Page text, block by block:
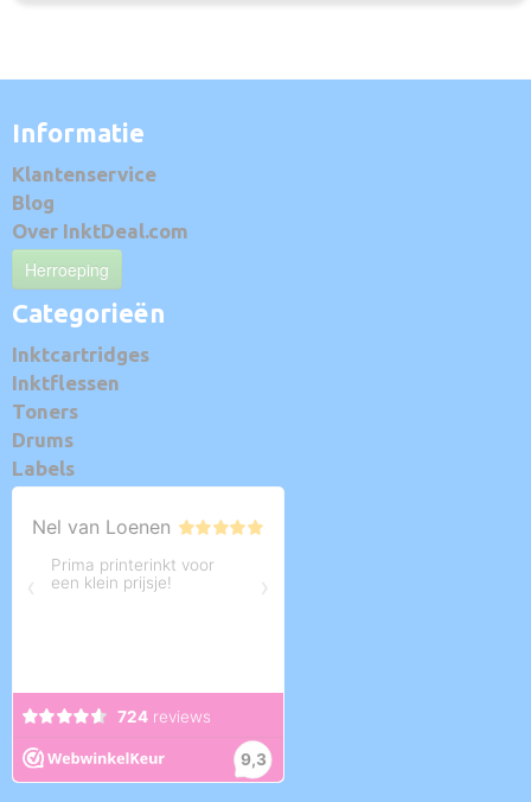
Informatie
Klantenservice
Blog
Over InktDeal.com
Herroeping
Categorieën
Inktcartridges
Inktflessen
Toners
Drums
Labels